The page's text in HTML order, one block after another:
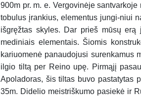
900m pr. m. e. Vergovinėje
tobulus įran­kius, elementus jungi-niui
išgręžtas skyles. Dar prieš mūsų erą
mediniais elementais. Šio­mis
kariuomenė panaudojusi su­ren­ka­mus
il­gio tiltą per Reino upę. Pirmąjį
Apo­la­do­ras, šis tiltas buvo pastatytas
35m. Didelio meis­triškumo pasiekė ir